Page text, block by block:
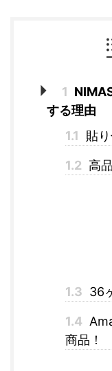
1
する理由
1.1
貼
1.2 高
1.3 36
1.4
商品！